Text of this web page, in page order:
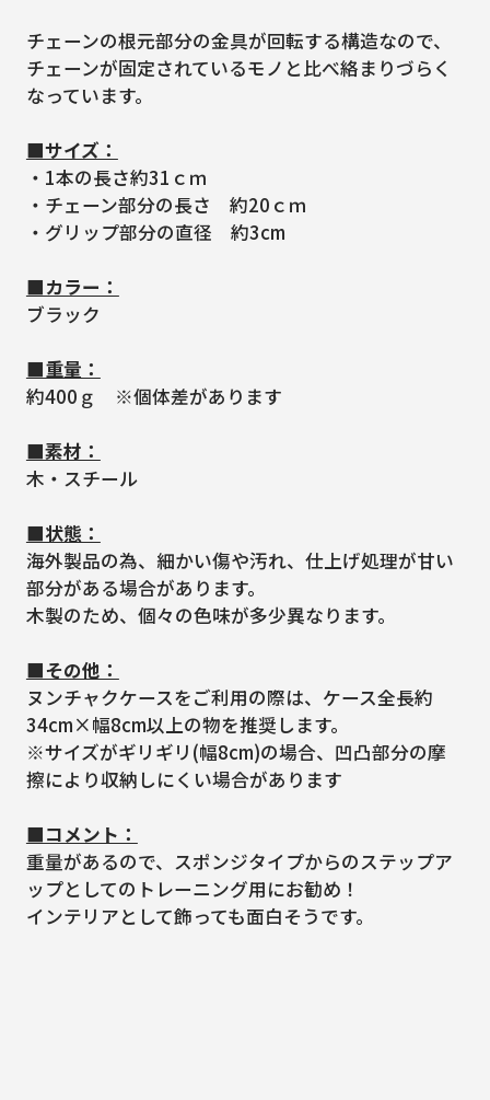
チェーンの根元部分の金具が回転する構造なので、
チェーンが固定されているモノと比べ絡まりづらく
なっています。
■サイズ：
・1本の長さ約31ｃｍ
・チェーン部分の長さ 約20ｃｍ
・グリップ部分の直径 約3cm
■カラー：
ブラック
■重量：
約400ｇ ※個体差があります
■素材：
木・スチール
■状態：
海外製品の為、細かい傷や汚れ、仕上げ処理が甘い
部分がある場合があります。
木製のため、個々の色味が多少異なります。
■その他：
ヌンチャクケースをご利用の際は、ケース全長約
34cm×幅8cm以上の物を推奨します。
※サイズがギリギリ(幅8cm)の場合、凹凸部分の摩
擦により収納しにくい場合があります
■コメント：
重量があるので、スポンジタイプからのステップア
ップとしてのトレーニング用にお勧め！
インテリアとして飾っても面白そうです。